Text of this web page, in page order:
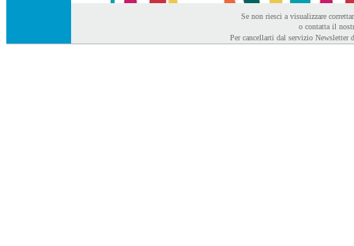
Se non riesci a visualizzare
o contatta il
Per cancellarti dal servizio